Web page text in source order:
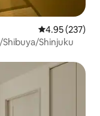
औसत रेटिंग 5 में से
4.95 (237)
Shinjuku